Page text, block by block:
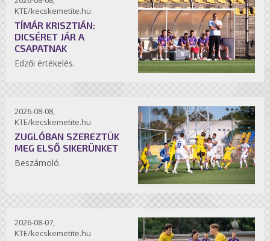
KTE/kecskemetite.hu
TÍMÁR KRISZTIÁN:
DICSÉRET JÁR A
CSAPATNAK
Edzői értékelés.
2026-08-08,
KTE/kecskemetite.hu
ZUGLÓBAN SZEREZTÜK
MEG ELSŐ SIKERÜNKET
Beszámoló.
2026-08-07,
KTE/kecskemetite.hu